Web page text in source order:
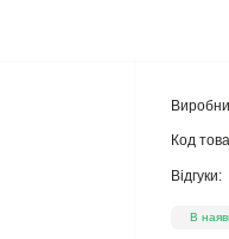
Код
Відгуки:
В